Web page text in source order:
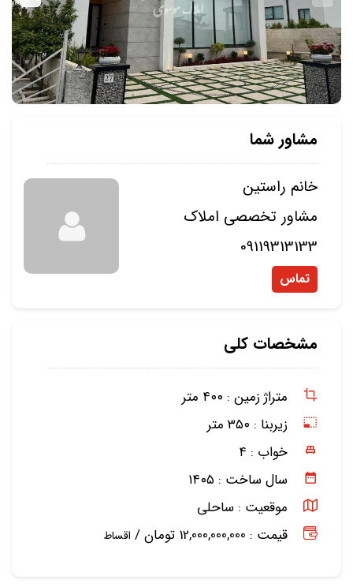
مشاور شما
خانم راستین
مشاور تخصصی املاک
09119313133
تماس
مشخصات کلی
متراژ زمین : ۴۰۰ متر
زیربنا : ۳۵۰ متر
خواب : ۴
سال ساخت : ۱۴۰۵
موقعیت : ساحلی
قیمت : 12,000,000,000 تومان /
اقساط